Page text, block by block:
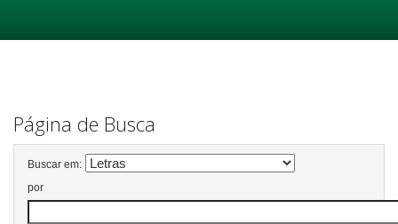
Página de Busca
Buscar em:
por